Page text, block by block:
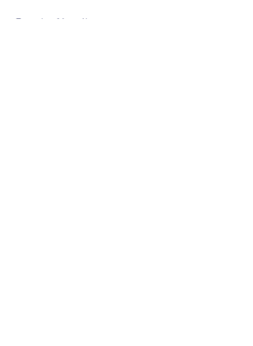
Fuente: Narcity